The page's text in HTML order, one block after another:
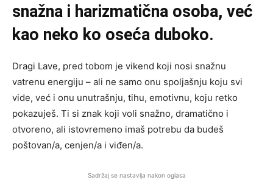
snažna i harizmatična osoba, već
kao neko ko oseća duboko.
Dragi Lave, pred tobom je vikend koji nosi snažnu
vatrenu energiju – ali ne samo onu spoljašnju koju svi
vide, već i onu unutrašnju, tihu, emotivnu, koju retko
pokazuješ. Ti si znak koji voli snažno, dramatično i
otvoreno, ali istovremeno imaš potrebu da budeš
poštovan/a, cenjen/a i viđen/a.
Sadržaj se nastavlja nakon oglasa